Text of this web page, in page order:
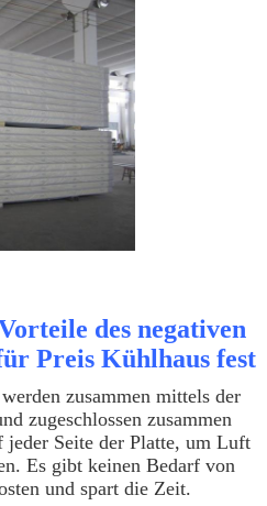
des negativen
Preis Kühlhaus fest
zusammen mittels der
zugeschlossen zusammen
jeder Seite der Platte, um Luft
Es gibt keinen Bedarf von
und spart die Zeit.